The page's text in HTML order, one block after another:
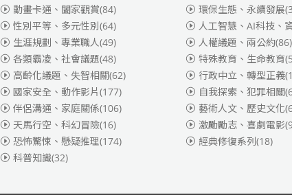
動畫卡通、闔家觀賞(84) 環保生態、永續發展
性別平等、多元性別(64) 人工智慧、AI科技、
生涯規劃、專業職人(49) 人權議題、兩公約(86)
各類霸凌、社會議題(48) 特殊教育、生命教育
高齡化議題、失智相關(62) 行政中立、轉型正義
國家安全、動作影片(177) 自我探索、犯罪相關
伴侶溝通、家庭關係(106) 藝術人文、歷史文化
天馬行空、科幻冒險(16) 激勵勵志、喜劇電影
恐怖驚悚、懸疑推理(174) 經典修復系列(18)
科普知識(32)